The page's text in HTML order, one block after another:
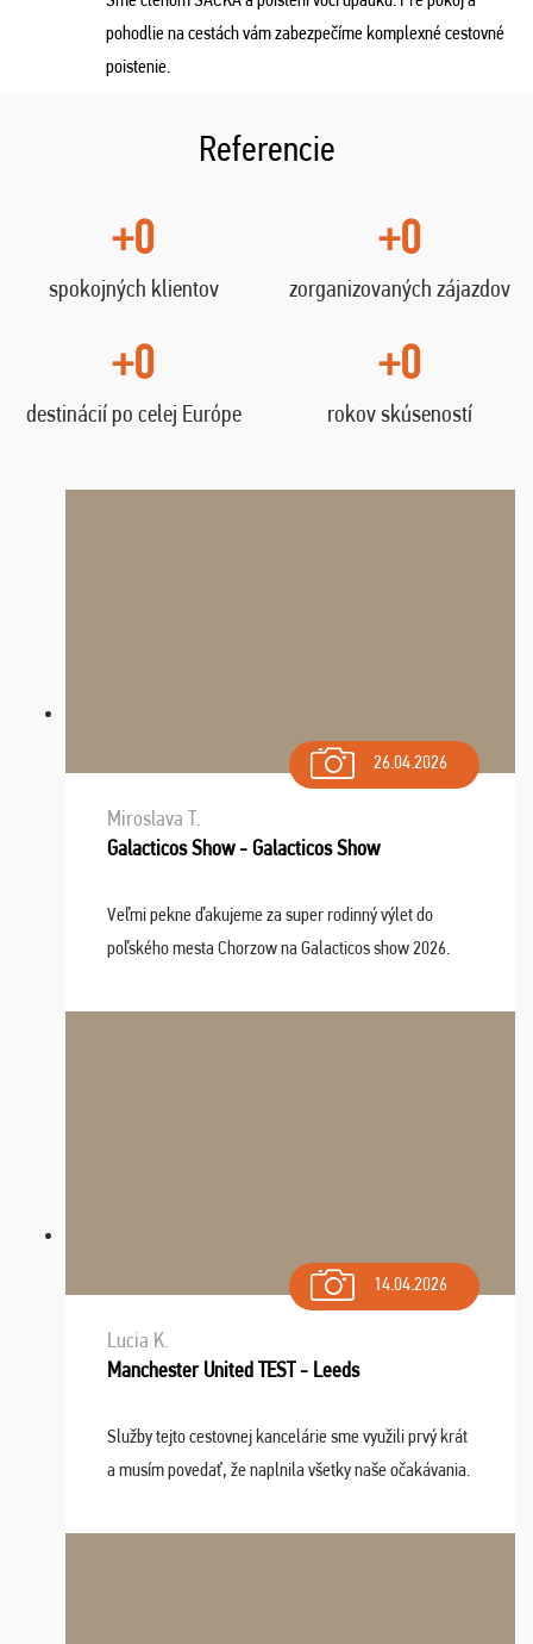
pohodlie na cestách vám zabezpečíme komplexné cestovné
poistenie.
Referencie
+0
spokojných klientov
+0
zorganizovaných zájazdov
+0
destinácií po celej Európe
+0
rokov skúseností
26.04.2026
Miroslava T.
Galacticos Show - Galacticos Show
Veľmi pekne ďakujeme za super rodinný výlet do
poľského mesta Chorzow na Galacticos show 2026.
Navštívili sme aj zábavný park Legendia, previe ...
14.04.2026
Lucia K.
Manchester United TEST - Leeds
Služby tejto cestovnej kancelárie sme využili prvý krát
a musím povedať, že naplnila všetky naše očakávania.
dispozícii nonstop (milí, profesionálni ...